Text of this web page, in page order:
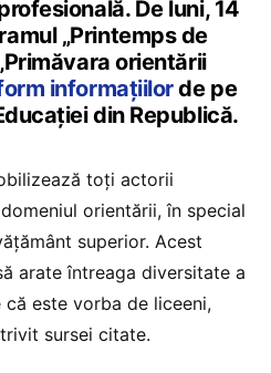
De luni, 14
„Printemps de
orientării
informațiilorde pe
din Republică.
toți actorii
orientării, în special
superior. Acest
arate întreaga diversitate a
este vorba de liceeni,
sursei citate.